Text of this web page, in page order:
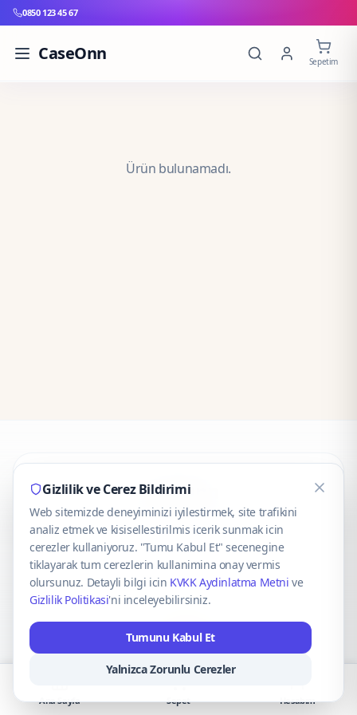
0850 123 45 67
CaseOnn Sepetim
Ürün bulunamadı.
CaseOnn
© 2025 CaseOnn. Tüm hakları saklıdır.
VISA Mastercard
Gizlilik ve Cerez Bildirimi
Web sitemizde deneyiminizi iyilestirmek, site trafikini
analiz etmek ve kisisellestirilmis icerik sunmak icin
cerezler kullaniyoruz. "Tumu Kabul Et" secenegine
tiklayarak tum cerezlerin kullanimina onay vermis
olursunuz. Detayli bilgi icin KVKK Aydinlatma Metni ve
Gizlilik Politikasi'ni inceleyebilirsiniz.
Tumunu Kabul Et
Yalnizca Zorunlu Cerezler
Ana Sayfa Sepet Hesabım